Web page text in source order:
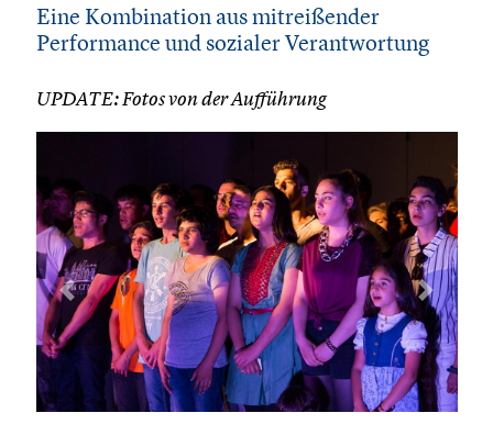
Eine Kombination aus mitreißender
Performance und sozialer Verantwortung
UPDATE: Fotos von der Aufführung
Previous Next